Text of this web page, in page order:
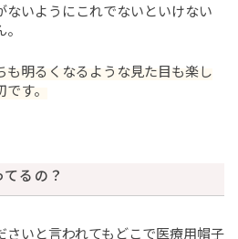
ないようにこれでないといけない
明るくなるような見た目も楽し
す。
るの？
さいと言われてもどこで医療用帽子